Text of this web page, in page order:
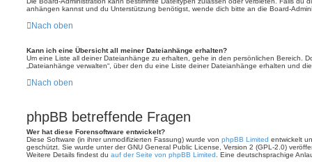
anhängen kannst und du Unterstützung benötigst, wende dich bitte an die Board-
Nach oben
Kann ich eine Übersicht all meiner Dateianhänge erhalten?
Um eine Liste all deiner Dateianhänge zu erhalten, gehe in den persönlichen Bereich.
„Dateianhänge verwalten“, über den du eine Liste deiner Dateianhänge erhalten und
Nach oben
phpBB betreffende Fragen
Wer hat diese Forensoftware entwickelt?
Diese Software (in ihrer unmodifizierten Fassung) wurde von phpBB Limited entwickelt
geschützt. Sie wurde unter der GNU General Public License, Version 2 (GPL-2.0)
Weitere Details findest du auf der Seite von phpBB Limited . Eine deutschsprachige